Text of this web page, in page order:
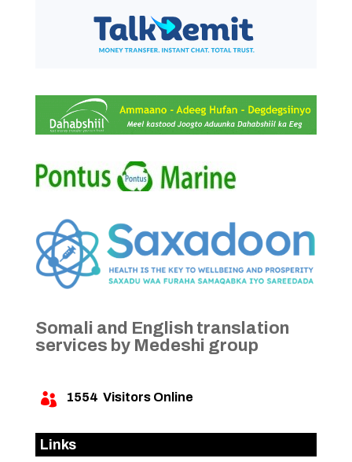
Somali and English translation
services by Medeshi group
 1554 Visitors Online
Links